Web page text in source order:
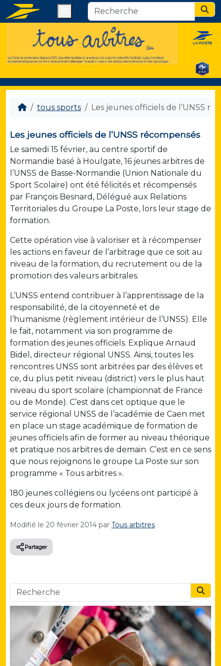
tous sports Les jeunes officiels de l’UNSS
Les jeunes officiels de l’UNSS récompensés
Le samedi 15 février, au centre sportif de
Normandie basé à Houlgate, 16 jeunes arbitres de
l’UNSS de Basse-Normandie (Union Nationale du
Sport Scolaire) ont été félicités et récompensés
par François Besnard, Délégué aux Relations
Territoriales du Groupe La Poste, lors leur stage de
formation.
Cette opération vise à valoriser et à récompenser
les actions en faveur de l’arbitrage que ce soit au
niveau de la formation, du recrutement ou de la
promotion des valeurs arbitrales.
L’UNSS entend contribuer à l’apprentissage de la
responsabilité, de la citoyenneté et de
l’humanisme (règlement intérieur de l’UNSS). Elle
le fait, notamment via son programme de
formation des jeunes officiels. Explique Arnaud
Bidel, directeur régional UNSS. Ainsi, toutes les
rencontres UNSS sont arbitrées par des élèves et
ce, du plus petit niveau (district) vers le plus haut
niveau du sport scolaire (championnat de France
ou de Monde). C’est dans cet optique que le
service régional UNSS de l’académie de Caen met
en place un stage académique de formation de
jeunes officiels afin de former au niveau théorique
et pratique nos arbitres de demain. C’est en ce sens
que nous rejoignons le groupe La Poste sur son
programme « Tous arbitres ».
180 jeunes collégiens ou lycéens ont participé à
ces deux jours de formation.
Modifié le 20 février 2014 par Tous arbitres
Partager